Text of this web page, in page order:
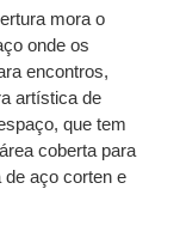
mora o
onde os
encontros,
artística de
que tem
coberta para
de aço corten e